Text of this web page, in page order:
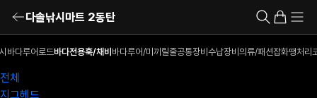
다솔낚시마트 2동탄
바다루어로드바다전용훅/채비 바다루어/미끼 릴줄공통장비 수납장비 의류/패션잡화땡처리
전체
지그헤드